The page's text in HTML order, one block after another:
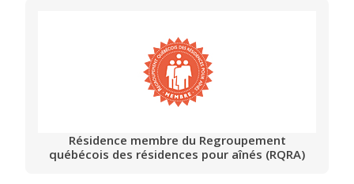
Résidence membre du Regroupement
québécois des résidences pour aînés (RQRA)